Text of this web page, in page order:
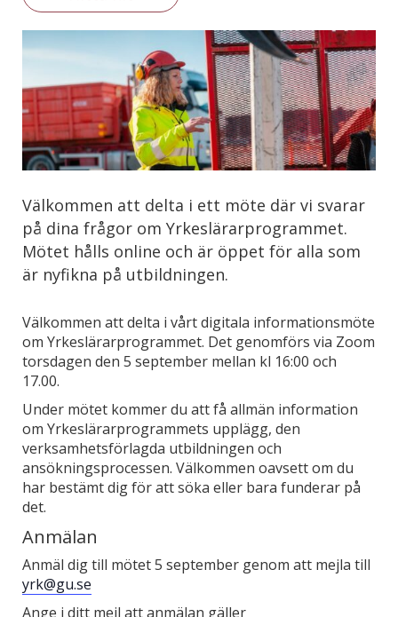
Välkommen att delta i ett möte där vi svarar
på dina frågor om Yrkeslärarprogrammet.
Mötet hålls online och är öppet för alla som
är nyfikna på utbildningen.
Välkommen att delta i vårt digitala informationsmöte
om Yrkeslärarprogrammet. Det genomförs via Zoom
torsdagen den 5 september mellan kl 16:00 och
17.00.
Under mötet kommer du att få allmän information
om Yrkeslärarprogrammets upplägg, den
verksamhetsförlagda utbildningen och
ansökningsprocessen. Välkommen oavsett om du
har bestämt dig för att söka eller bara funderar på
det.
Anmälan
Anmäl dig till mötet 5 september genom att mejla till
yrk@gu.se
Ange i ditt mejl att anmälan gäller